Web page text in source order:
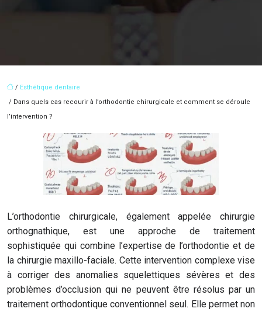
/ Esthétique dentaire
/ Dans quels cas recourir à l’orthodontie chirurgicale et comment se déroule
l’intervention ?
L’orthodontie chirurgicale, également appelée chirurgie
orthognathique, est une approche de traitement
sophistiquée qui combine l’expertise de l’orthodontie et de
la chirurgie maxillo-faciale. Cette intervention complexe vise
à corriger des anomalies squelettiques sévères et des
problèmes d’occlusion qui ne peuvent être résolus par un
traitement orthodontique conventionnel seul. Elle permet non